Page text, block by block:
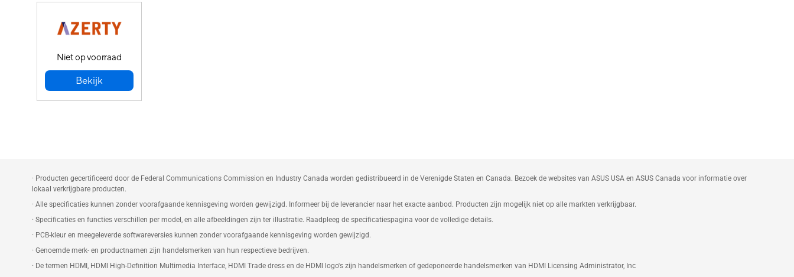
Niet op voorraad
Bekijk
· Producten gecertificeerd door de Federal Communications Commission en Industry Canada worden gedistribueerd in de Verenigde Staten en Canada. Bezoek de websites van ASUS USA en ASUS Canada voor informatie over
lokaal verkrijgbare producten.
· Alle specificaties kunnen zonder voorafgaande kennisgeving worden gewijzigd. Informeer bij de leverancier naar het exacte aanbod. Producten zijn mogelijk niet op alle markten verkrijgbaar.
· Specificaties en functies verschillen per model, en alle afbeeldingen zijn ter illustratie. Raadpleeg de specificatiespagina voor de volledige details.
· PCB-kleur en meegeleverde softwareversies kunnen zonder voorafgaande kennisgeving worden gewijzigd.
· Genoemde merk- en productnamen zijn handelsmerken van hun respectieve bedrijven.
· De termen HDMI, HDMI High-Definition Multimedia Interface, HDMI Trade dress en de HDMI logo's zijn handelsmerken of gedeponeerde handelsmerken van HDMI Licensing Administrator, Inc